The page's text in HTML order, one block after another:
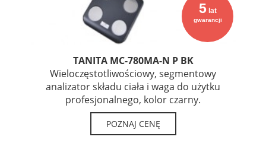
5 lat
gwarancji
TANITA MC-780MA-N P BK
Wieloczęstotliwościowy, segmentowy
analizator składu ciała i waga do użytku
profesjonalnego, kolor czarny.
POZNAJ CENĘ